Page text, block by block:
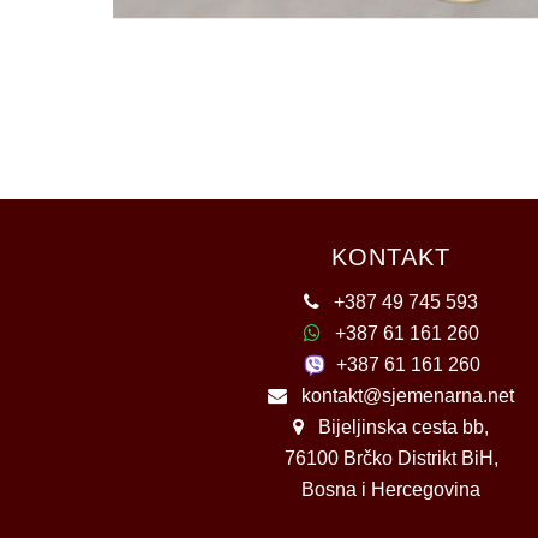
KONTAKT
+387 49 745 593
+387 61 161 260
+387 61 161 260
kontakt@sjemenarna.net
Bijeljinska cesta bb,
76100 Brčko Distrikt BiH,
Bosna i Hercegovina